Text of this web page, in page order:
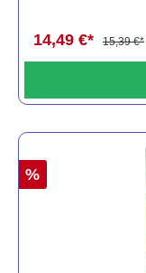
14,49 €* 15,39 €*
%